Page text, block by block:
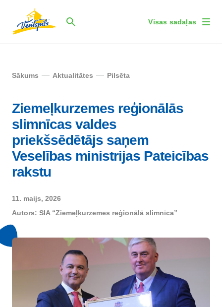
Visas sadaļas
Sākums Aktualitātes Pilsēta
Ziemeļkurzemes reģionālās
slimnīcas valdes
priekšsēdētājs saņem
Veselības ministrijas Pateicības
rakstu
11. maijs, 2026
Autors: SIA “Ziemeļkurzemes reģionālā slimnīca”